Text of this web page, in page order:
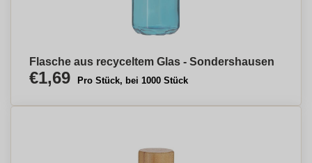
Flasche aus recyceltem Glas - Sondershausen
€1,69 Pro Stück, bei 1000 Stück